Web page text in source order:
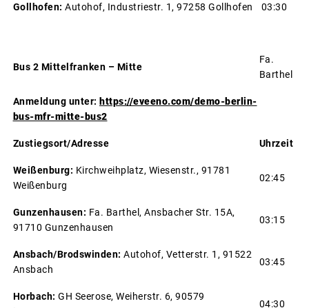
Gollhofen: Autohof, Industriestr. 1, 97258 Gollhofen 03:30
Bus 2 Mittelfranken – Mitte
Fa.
Barthel
Anmeldung unter: https://eveeno.com/demo-berlin-
bus-mfr-mitte-bus2
Zustiegsort/Adresse Uhrzeit
Weißenburg: Kirchweihplatz, Wiesenstr., 91781
Weißenburg
02:45
Gunzenhausen: Fa. Barthel, Ansbacher Str. 15A,
91710 Gunzenhausen
03:15
Ansbach/Brodswinden: Autohof, Vetterstr. 1, 91522
Ansbach
03:45
Horbach: GH Seerose, Weiherstr. 6, 90579
04:30